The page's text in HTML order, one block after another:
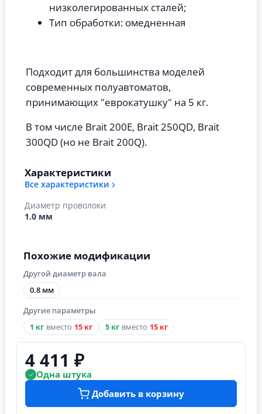
Похожие модификации
Другой диаметр вала
0.8 мм
Другие параметры
1 кг вместо 15 кг 5 кг вместо 15 кг
низколегированных сталей;
Тип обработки: омедненная
Подходит для большинства моделей
современных полуавтоматов,
принимающих "еврокатушку" на 5 кг.
В том числе Brait 200E, Brait 250QD, Brait
300QD (но не Brait 200Q).
Характеристики
Все характеристики
Диаметр проволоки
1.0 мм
4 411 ₽
Одна штука
Добавить в корзину